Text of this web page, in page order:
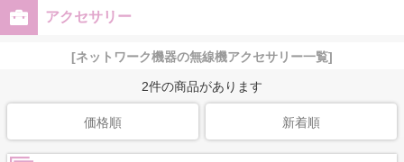
アクセサリー
[ネットワーク機器の無線機アクセサリー一覧]
2件の商品があります
価格順 新着順